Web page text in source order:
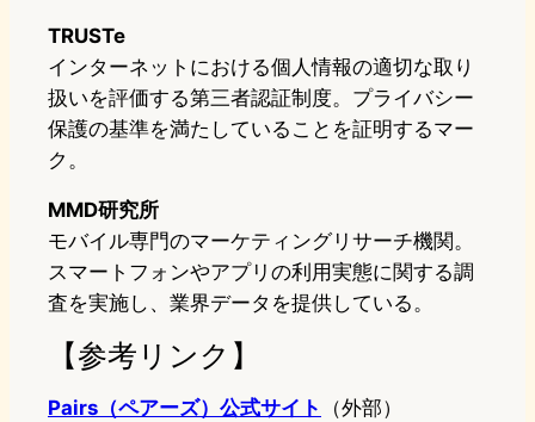
TRUSTe
インターネットにおける個人情報の適切な取り
扱いを評価する第三者認証制度。プライバシー
保護の基準を満たしていることを証明するマー
ク。
MMD研究所
モバイル専門のマーケティングリサーチ機関。
スマートフォンやアプリの利用実態に関する調
査を実施し、業界データを提供している。
【参考リンク】
Pairs（ペアーズ）公式サイト
（外部）